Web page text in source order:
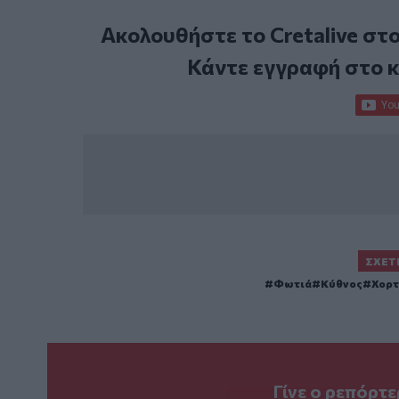
Ακολουθήστε το Cretalive
Κάντε εγγραφή στο
Φωτιά
Κύθνος
Γίνε ο